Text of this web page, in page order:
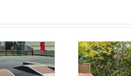
Skatepark de St-